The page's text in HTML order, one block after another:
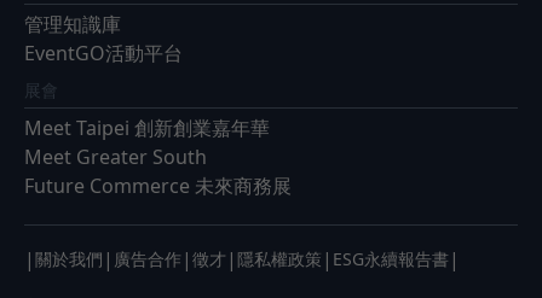
管理知識庫
EventGO活動平台
展會
Meet Taipei 創新創業嘉年華
Meet Greater South
Future Commerce 未來商務展
| 關於我們 | 廣告合作 | 徵才 | 隱私權政策 | ESG永續報告書 |